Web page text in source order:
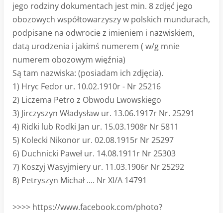
jego rodziny dokumentach jest min. 8 zdjęć jego
obozowych współtowarzyszy w polskich mundurach,
podpisane na odwrocie z imieniem i nazwiskiem,
datą urodzenia i jakimś numerem ( w/g mnie
numerem obozowym więźnia)
Są tam nazwiska: (posiadam ich zdjęcia).
1) Hryc Fedor ur. 10.02.1910r - Nr 25216
2) Liczema Petro z Obwodu Lwowskiego
3) Jirczyszyn Władysław ur. 13.06.1917r Nr. 25291
4) Ridki lub Rodki Jan ur. 15.03.1908r Nr 5811
5) Kolecki Nikonor ur. 02.08.1915r Nr 25297
6) Duchnicki Paweł ur. 14.08.1911r Nr 25303
7) Koszyj Wasyjmiery ur. 11.03.1906r Nr 25292
8) Petryszyn Michał .... Nr XI/A 14791
>>>> https://www.facebook.com/photo?